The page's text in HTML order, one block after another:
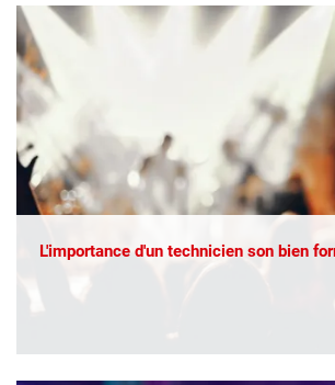
L'importance d'un technicien son bien